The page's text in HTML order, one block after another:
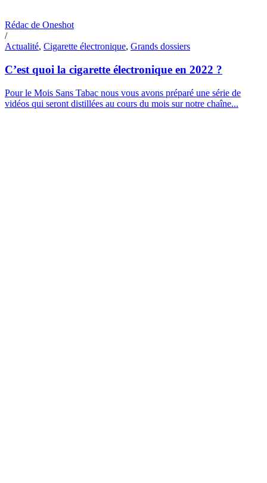
Rédac de Oneshot
/
Actualité, Cigarette électronique, Grands dossiers
C’est quoi la cigarette électronique en 2022 ?
Pour le Mois Sans Tabac nous vous avons préparé une série de
vidéos qui seront distillées au cours du mois sur notre chaîne...